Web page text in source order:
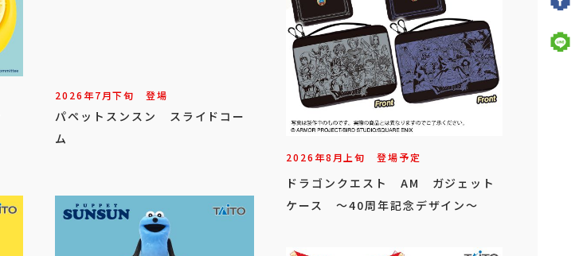
2026年7月下旬 登場
パペットスンスン スライドコー
ム
2026年8月上旬 登場予定
ドラゴンクエスト AM ガジェット
ケース ～40周年記念デザイン～